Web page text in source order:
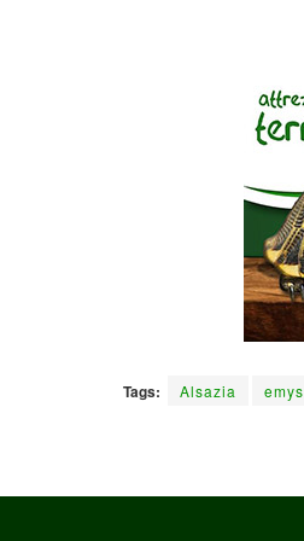
Tags: Alsazia emys